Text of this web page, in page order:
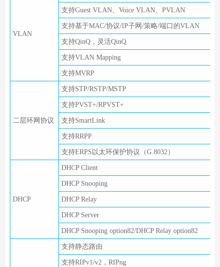
VLAN
支持Guest VLAN、Voice VLAN、PVLAN
支持基于MAC/协议/IP子网/策略/端口的VLAN
支持QinQ，灵活QinQ
支持VLAN Mapping
支持MVRP
二层环网协议
支持STP/RSTP/MSTP
支持PVST+/RPVST+
支持SmartLink
支持RRPP
支持ERPS以太环保护协议（G.8032）
DHCP
DHCP Client
DHCP Snooping
DHCP Relay
DHCP Server
DHCP Snooping option82/DHCP Relay option82
支持静态路由
支持RIPv1/v2，RIPng